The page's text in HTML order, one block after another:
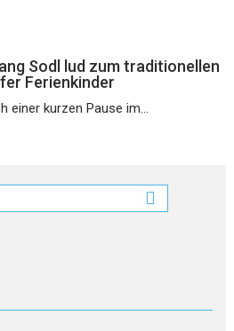
Sodl lud zum traditionellen
Ferienkinder
einer kurzen Pause im...